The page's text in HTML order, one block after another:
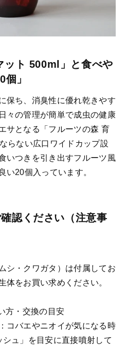
ト 500ml」と食べや
」
保ち、消臭性に優れ乾きやす
々の管理が簡単で成虫の健康
サとなる「フルーツの森 育
らない広口ワイドカップ設
いつきを引き出すフルーツ風
い20個入っています。
確認ください（注意事
シ・クワガタ）は付属してお
体をお買い求めください。
方・交換の目安
コバエやニオイが気になる時
ュ」を目安に直接噴射して